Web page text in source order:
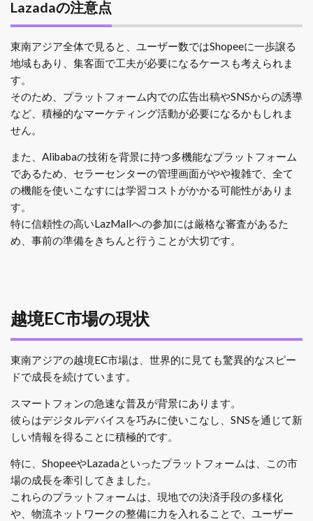
Lazadaの注意点
東南アジア全体で見ると、ユーザー数ではShopeeに一歩譲る
地域もあり、集客面で工夫が必要になるケースも考えられま
す。
そのため、プラットフォーム内での広告出稿やSNSからの誘導
など、積極的なマーケティング活動が必要になるかもしれま
せん。
また、Alibabaの技術を背景に持つ多機能なプラットフォーム
であるため、セラーセンターの管理画面がやや複雑で、全て
の機能を使いこなすには学習コストがかかる可能性がありま
す。
特に信頼性の高いLazMallへの参加には厳格な審査があるた
め、事前の準備をきちんと行うことが大切です。
越境EC市場の現状
東南アジアの越境EC市場は、世界的に見ても驚異的なスピー
ドで成長を続けています。
スマートフォンの急速な普及が背景にあります。
彼らはデジタルデバイスを巧みに使いこなし、SNSを通じて新
しい情報を得ることに積極的です。
特に、ShopeeやLazadaといったプラットフォームは、この市
場の成長を牽引してきました。
これらのプラットフォームは、現地での決済手段の多様化
や、物流ネットワークの整備に力を入れることで、ユーザー